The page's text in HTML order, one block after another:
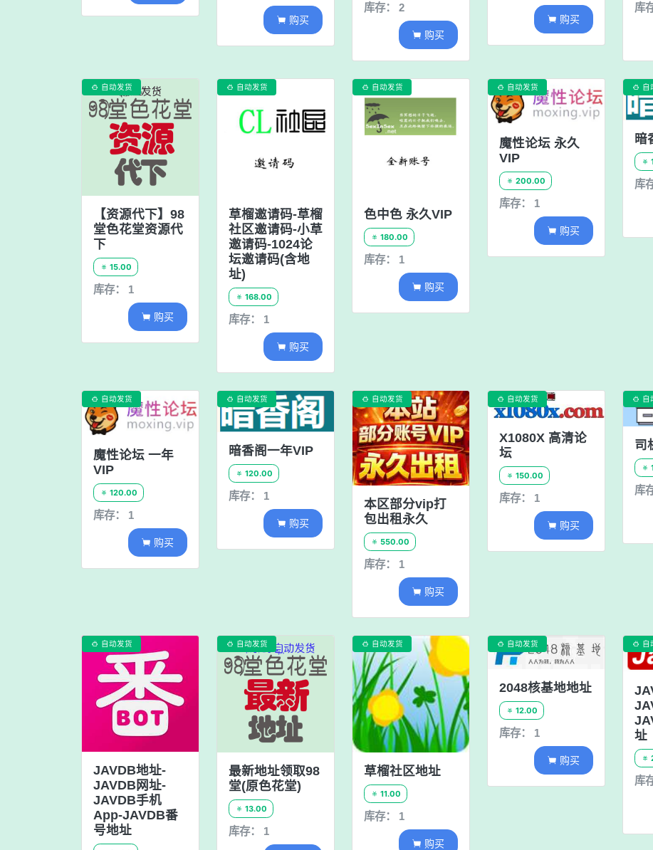
 购买
库存： 2
 购买
 购买
库
 自动发货
【资源代下】98
堂色花堂资源代
下
 15.00
库存： 1
 购买
 自动发货
草榴邀请码-草榴
社区邀请码-小草
邀请码-1024论
坛邀请码(含地
址)
 168.00
库存： 1
 购买
 自动发货
色中色 永久VIP
 180.00
库存： 1
 购买
 自动发货
魔性论坛 永久
VIP
 200.00
库存： 1
 购买
 自
暗

库
 自动发货
魔性论坛 一年
VIP
 120.00
库存： 1
 购买
 自动发货
暗香阁一年VIP
 120.00
库存： 1
 购买
 自动发货
本区部分vip打
包出租永久
 550.00
库存： 1
 购买
 自动发货
X1080X 高清论
坛
 150.00
库存： 1
 购买
 自
司

库
 自动发货
JAVDB地址-
JAVDB网址-
JAVDB手机
App-JAVDB番
号地址
 自动发货
最新地址领取98
堂(原色花堂)
 13.00
库存： 1
 自动发货
草榴社区地址
 11.00
库存： 1
 购买
 自动发货
2048核基地地址
 12.00
库存： 1
 购买
 自
址

库